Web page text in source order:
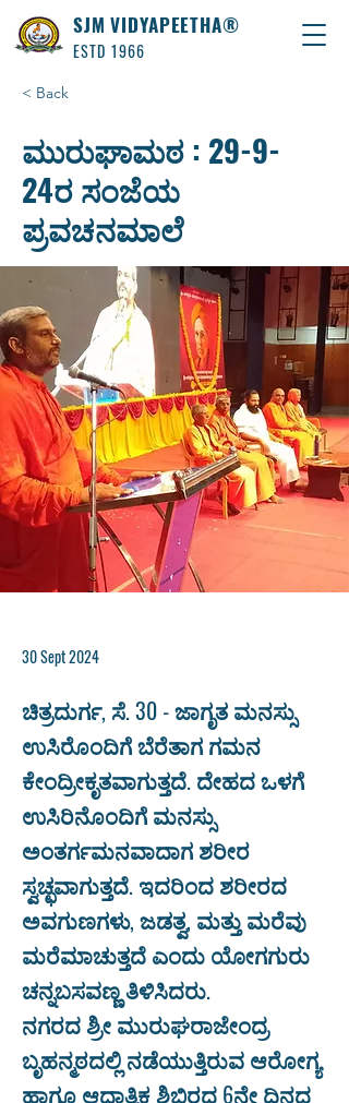
SJM VIDYAPEETHA®
ESTD 1966
< Back
ಮುರುಘಾಮಠ : 29-9-
24ರ ಸಂಜೆಯ
ಪ್ರವಚನಮಾಲೆ
30 Sept 2024
ಚಿತ್ರದುರ್ಗ, ಸೆ. 30 - ಜಾಗೃತ ಮನಸ್ಸು
ಉಸಿರೊಂದಿಗೆ ಬೆರೆತಾಗ ಗಮನ
ಕೇಂದ್ರೀಕೃತವಾಗುತ್ತದೆ. ದೇಹದ ಒಳಗೆ
ಉಸಿರಿನೊಂದಿಗೆ ಮನಸ್ಸು
ಅಂತರ್ಗಮನವಾದಾಗ ಶರೀರ
ಸ್ವಚ್ಛವಾಗುತ್ತದೆ. ಇದರಿಂದ ಶರೀರದ
ಅವಗುಣಗಳು, ಜಡತ್ವ, ಮತ್ತು ಮರೆವು
ಮರೆಮಾಚುತ್ತದೆ ಎಂದು ಯೋಗಗುರು
ಚನ್ನಬಸವಣ್ಣ ತಿಳಿಸಿದರು.
ನಗರದ ಶ್ರೀ ಮುರುಘರಾಜೇಂದ್ರ
ಬೃಹನ್ಮಠದಲ್ಲಿ ನಡೆಯುತ್ತಿರುವ ಆರೋಗ್ಯ
ಹಾಗೂ ಆಧಾತ್ಮಿಕ ಶಿಬಿರದ 6ನೇ ದಿನದ